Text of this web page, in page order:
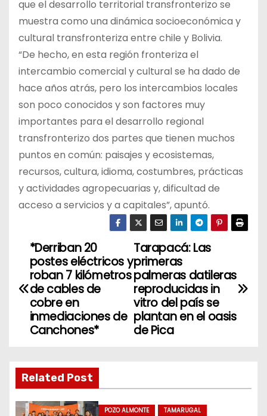
que el desarrollo territorial transfronterizo se
muestra como una dinámica socioeconómica y
cultural transfronteriza entre chile y Bolivia.
“De hecho, en esta región fronteriza el
intercambio comercial y cultural se ha dado de
hace años atrás, pero los intercambios locales
son poco conocidos y son factores muy
importantes para el desarrollo regional
transfronterizo dos partes que tienen muchos
puntos en común: paisajes y ecosistemas,
recursos, cultura, idioma, costumbres, prácticas
y actividades agropecuarias y, dificultad de
acceso a servicios y a capitales”, apuntó.
N
a
a
c
Tarapacá: Las
primeras
palmeras datileras
reproducidas in
vitro del país se
plantan en el oasis
de Pica
*Derriban 20
postes eléctricos y
roban 7 kilómetros
de cables de
cobre en
inmediaciones de
Canchones*
Related Post
POZO ALMONTE
TAMARUGAL